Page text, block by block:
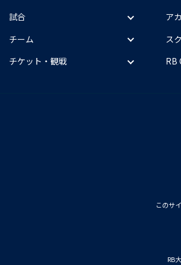
試合
チーム
チケット・観戦
ア
ス
RB
このサ
RB